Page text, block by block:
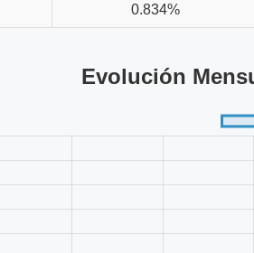
0.834%
Evolución